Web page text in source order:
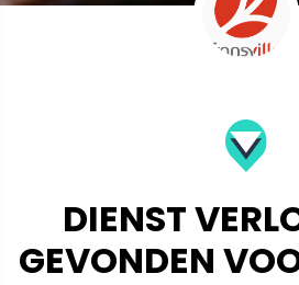
DIENST
GEVONDEN